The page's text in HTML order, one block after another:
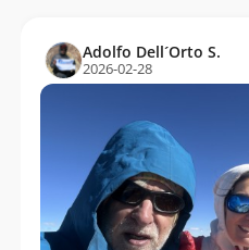
Adolfo Dell´Orto S.
2026-02-28